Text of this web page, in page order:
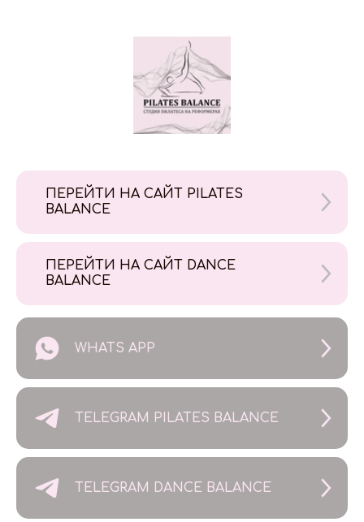
ПЕРЕЙТИ НА САЙТ PILATES
BALANCE
ПЕРЕЙТИ НА САЙТ DANCE
BALANCE
WHATS APP
TELEGRAM PILATES BALANCE
TELEGRAM DANCE BALANCE